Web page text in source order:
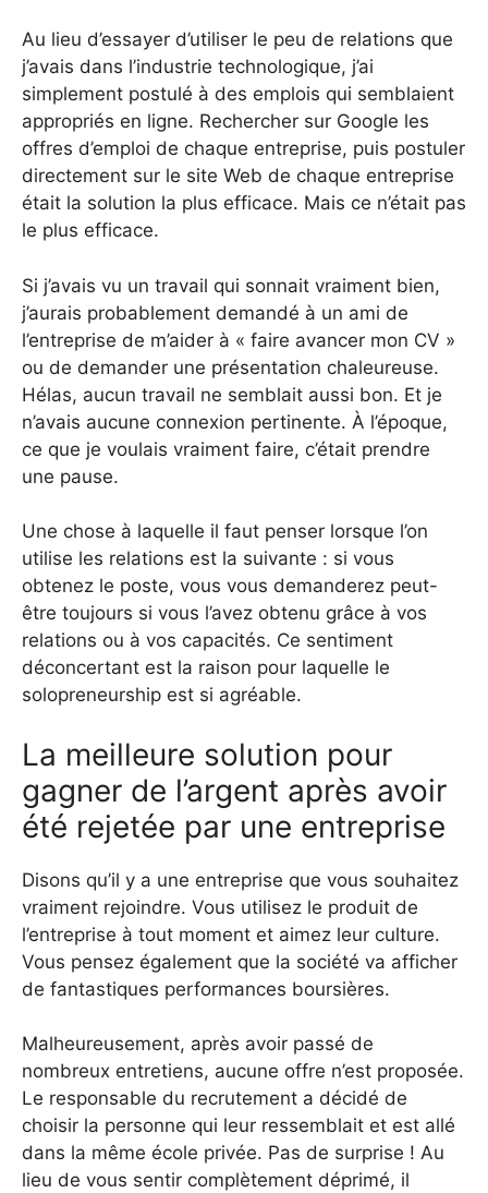
Au lieu d’essayer d’utiliser le peu de relations que
j’avais dans l’industrie technologique, j’ai
simplement postulé à des emplois qui semblaient
appropriés en ligne. Rechercher sur Google les
offres d’emploi de chaque entreprise, puis postuler
directement sur le site Web de chaque entreprise
était la solution la plus efficace. Mais ce n’était pas
le plus efficace.
Si j’avais vu un travail qui sonnait vraiment bien,
j’aurais probablement demandé à un ami de
l’entreprise de m’aider à « faire avancer mon CV »
ou de demander une présentation chaleureuse.
Hélas, aucun travail ne semblait aussi bon. Et je
n’avais aucune connexion pertinente. À l’époque,
ce que je voulais vraiment faire, c’était prendre
une pause.
Une chose à laquelle il faut penser lorsque l’on
utilise les relations est la suivante : si vous
obtenez le poste, vous vous demanderez peut-
être toujours si vous l’avez obtenu grâce à vos
relations ou à vos capacités. Ce sentiment
déconcertant est la raison pour laquelle le
solopreneurship est si agréable.
La meilleure solution pour
gagner de l’argent après avoir
été rejetée par une entreprise
Disons qu’il y a une entreprise que vous souhaitez
vraiment rejoindre. Vous utilisez le produit de
l’entreprise à tout moment et aimez leur culture.
Vous pensez également que la société va afficher
de fantastiques performances boursières.
Malheureusement, après avoir passé de
nombreux entretiens, aucune offre n’est proposée.
Le responsable du recrutement a décidé de
choisir la personne qui leur ressemblait et est allé
dans la même école privée. Pas de surprise ! Au
lieu de vous sentir complètement déprimé, il